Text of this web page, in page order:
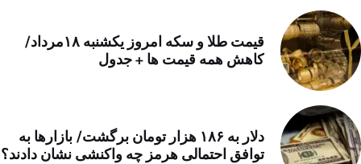
قیمت طلا و سکه امروز یکشنبه ۱۸مرداد/
کاهش همه قیمت ها + جدول
دلار به ۱۸۶ هزار تومان برگشت/ بازارها به
توافق احتمالی هرمز چه واکنشی نشان دادند؟